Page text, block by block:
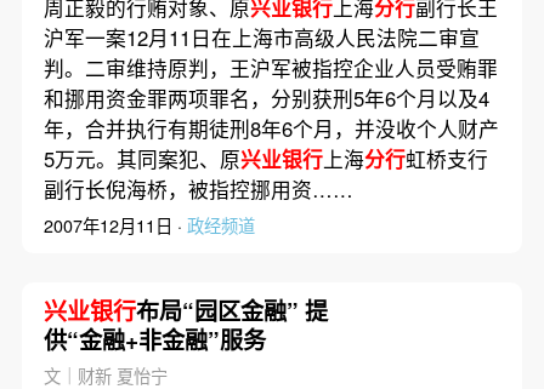
周正毅的行贿对象、原兴业银行上海分行副行长王
沪军一案12月11日在上海市高级人民法院二审宣
判。二审维持原判，王沪军被指控企业人员受贿罪
和挪用资金罪两项罪名，分别获刑5年6个月以及4
年，合并执行有期徒刑8年6个月，并没收个人财产
5万元。其同案犯、原兴业银行上海分行虹桥支行
副行长倪海桥，被指控挪用资……
2007年12月11日 · 政经频道
兴业银行布局“园区金融” 提
供“金融+非金融”服务
文｜财新 夏怡宁